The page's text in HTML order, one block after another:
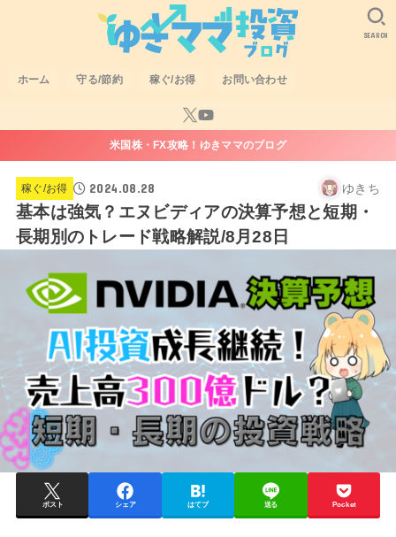
ホーム 守る/節約 稼ぐ/お得 お問い合わせ
SEARCH
米国株・FX攻略！ゆきママのブログ
稼ぐ/お得 2024.08.28 ゆきち
基本は強気？エヌビディアの決算予想と短期・
長期別のトレード戦略解説/8月28日
ポスト シェア はてブ 送る Pocket